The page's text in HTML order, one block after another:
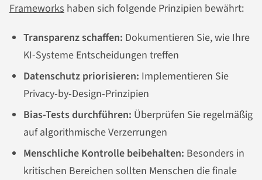
Frameworks haben sich folgende Prinzipien bewährt:
Transparenz schaffen: Dokumentieren Sie, wie Ihre
KI-Systeme Entscheidungen treffen
Datenschutz priorisieren: Implementieren Sie
Privacy-by-Design-Prinzipien
Bias-Tests durchführen: Überprüfen Sie regelmäßig
auf algorithmische Verzerrungen
Menschliche Kontrolle beibehalten: Besonders in
kritischen Bereichen sollten Menschen die finale